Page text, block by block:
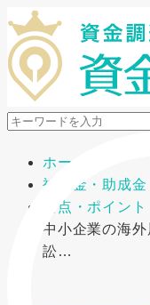
メニューを開閉
ホーム
補助金・助成金
要点・ポイント
中小企業の海
訟…